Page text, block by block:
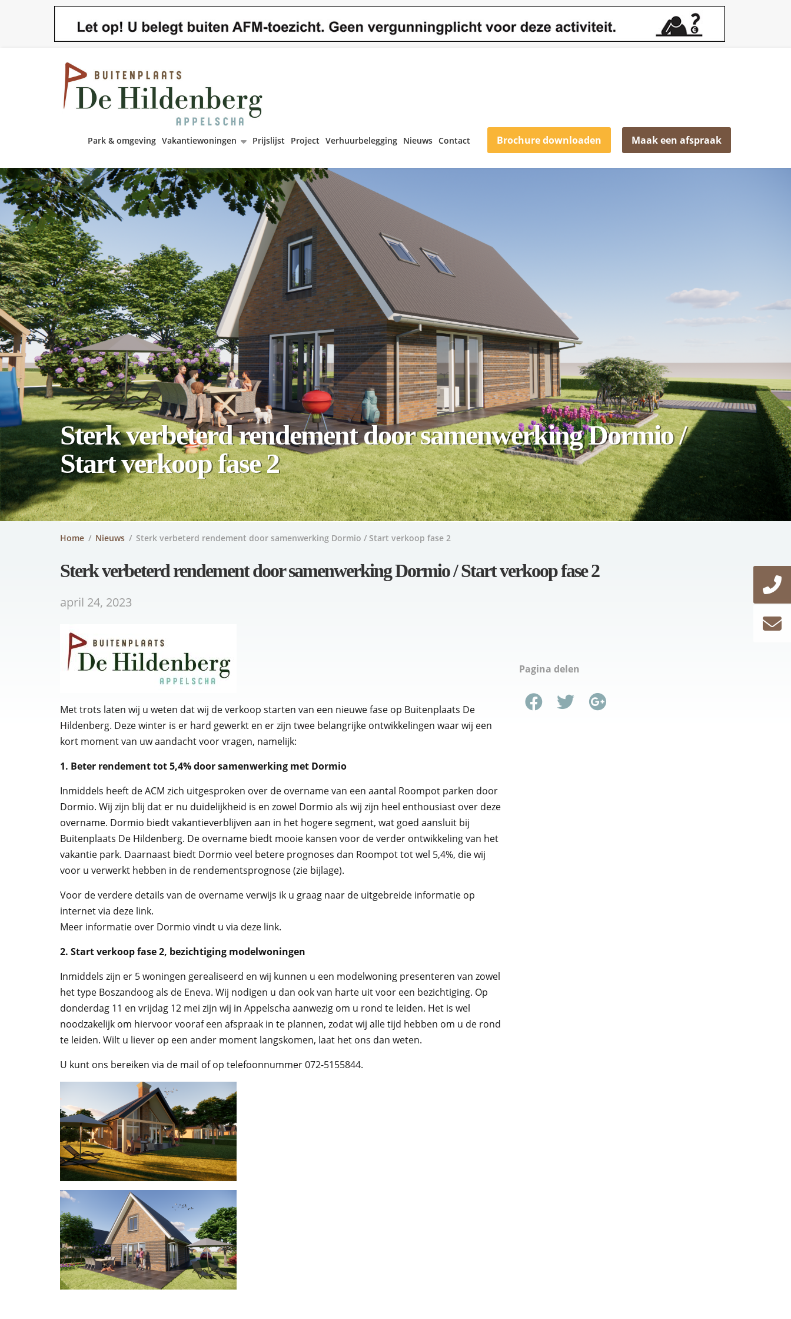
Park & omgeving Vakantiewoningen Prijslijst Project Verhuurbelegging Nieuws Contact Brochure downloaden Maak een afspraak
Sterk verbeterd rendement door samenwerking Dormio /
Start verkoop fase 2
Home / Nieuws / Sterk verbeterd rendement door samenwerking Dormio / Start verkoop fase 2
Sterk verbeterd rendement door samenwerking Dormio / Start verkoop fase 2
april 24, 2023
Met trots laten wij u weten dat wij de verkoop starten van een nieuwe fase op Buitenplaats De
Hildenberg. Deze winter is er hard gewerkt en er zijn twee belangrijke ontwikkelingen waar wij een
kort moment van uw aandacht voor vragen, namelijk:
1. Beter rendement tot 5,4% door samenwerking met Dormio
Inmiddels heeft de ACM zich uitgesproken over de overname van een aantal Roompot parken door
Dormio. Wij zijn blij dat er nu duidelijkheid is en zowel Dormio als wij zijn heel enthousiast over deze
overname. Dormio biedt vakantieverblijven aan in het hogere segment, wat goed aansluit bij
Buitenplaats De Hildenberg. De overname biedt mooie kansen voor de verder ontwikkeling van het
vakantie park. Daarnaast biedt Dormio veel betere prognoses dan Roompot tot wel 5,4%, die wij
voor u verwerkt hebben in de rendementsprognose (zie bijlage).
Voor de verdere details van de overname verwijs ik u graag naar de uitgebreide informatie op
internet via deze link.
Meer informatie over Dormio vindt u via deze link.
2. Start verkoop fase 2, bezichtiging modelwoningen
Inmiddels zijn er 5 woningen gerealiseerd en wij kunnen u een modelwoning presenteren van zowel
het type Boszandoog als de Eneva. Wij nodigen u dan ook van harte uit voor een bezichtiging. Op
donderdag 11 en vrijdag 12 mei zijn wij in Appelscha aanwezig om u rond te leiden. Het is wel
noodzakelijk om hiervoor vooraf een afspraak in te plannen, zodat wij alle tijd hebben om u de rond
te leiden. Wilt u liever op een ander moment langskomen, laat het ons dan weten.
U kunt ons bereiken via de mail of op telefoonnummer 072-5155844.
Pagina delen